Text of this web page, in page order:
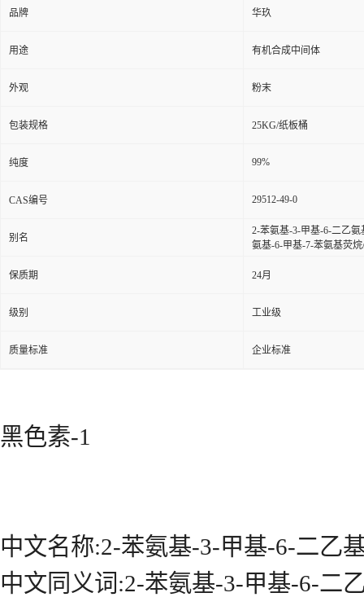
品牌 华玖
用途 有机合成中间体
外观 粉末
包装规格 25KG/纸板桶
纯度 99%
CAS编号 29512-49-0
别名
2-苯氨基-3-甲基-6-二乙
氨基-6-甲基-7-苯氨基荧
保质期 24月
级别 工业级
质量标准 企业标准
黑色素-1
中文名称:2-苯氨基-3-甲基-6-二乙
中文同义词:2-苯氨基-3-甲基-6-二